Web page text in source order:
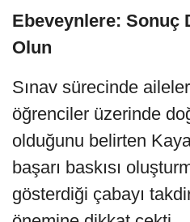
Ebeveynlere: Sonuç
Olun
Sınav sürecinde
öğrenciler üzerinde
olduğunu belirten
başarı baskısı
gösterdiği çabayı